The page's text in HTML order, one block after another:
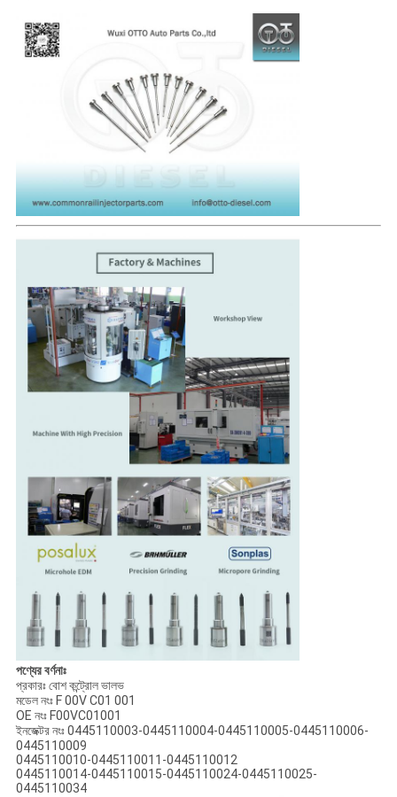
পণ্যের বর্ণনাঃ
প্রকারঃ বোশ কন্ট্রোল ভালভ
মডেল নংঃ F 00V C01 001
OE নংঃ F00VC01001
ইনজেক্টর নংঃ 0445110003-0445110004-0445110005-0445110006-
0445110009
0445110010-0445110011-0445110012
0445110014-0445110015-0445110024-0445110025-
0445110034